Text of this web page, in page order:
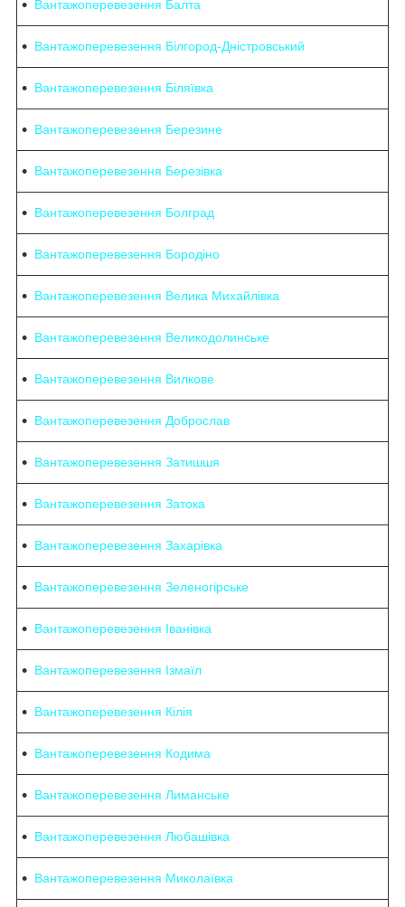
Вантажоперевезення Балта
Вантажоперевезення Білгород-Дністровський
Вантажоперевезення Біляївка
Вантажоперевезення Березине
Вантажоперевезення Березівка
Вантажоперевезення Болград
Вантажоперевезення Бородіно
Вантажоперевезення Велика Михайлівка
Вантажоперевезення Великодолинське
Вантажоперевезення Вилкове
Вантажоперевезення Доброслав
Вантажоперевезення Затишшя
Вантажоперевезення Затока
Вантажоперевезення Захарівка
Вантажоперевезення Зеленогірське
Вантажоперевезення Іванівка
Вантажоперевезення Ізмаїл
Вантажоперевезення Кілія
Вантажоперевезення Кодима
Вантажоперевезення Лиманське
Вантажоперевезення Любашівка
Вантажоперевезення Миколаївка